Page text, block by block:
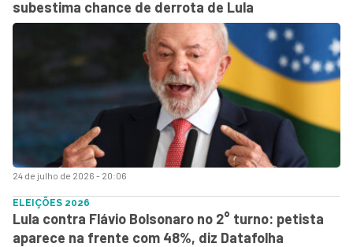
24 de julho de 2026 - 20:06
subestima chance de derrota de Lula
ELEIÇÕES 2026
Lula contra Flávio Bolsonaro no 2° turno: petista
aparece na frente com 48%, diz Datafolha